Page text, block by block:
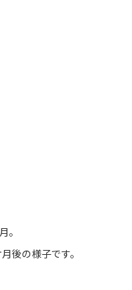
。
後の様子です。